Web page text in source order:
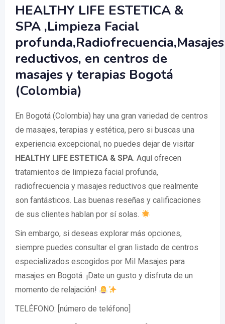
HEALTHY LIFE ESTETICA &
SPA ,Limpieza Facial
profunda,Radiofrecuencia,Masajes
reductivos, en centros de
masajes y terapias Bogotá
(Colombia)
En Bogotá (Colombia) hay una gran variedad de centros
de masajes, terapias y estética, pero si buscas una
experiencia excepcional, no puedes dejar de visitar
HEALTHY LIFE ESTETICA & SPA. Aquí ofrecen
tratamientos de limpieza facial profunda,
radiofrecuencia y masajes reductivos que realmente
son fantásticos. Las buenas reseñas y calificaciones
de sus clientes hablan por sí solas.
Sin embargo, si deseas explorar más opciones,
siempre puedes consultar el gran listado de centros
especializados escogidos por Mil Masajes para
masajes en Bogotá. ¡Date un gusto y disfruta de un
momento de relajación!
TELÉFONO: [número de teléfono]